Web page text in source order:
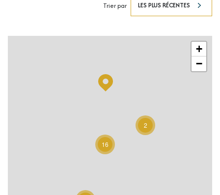
Trier par LES PLUS RÉCENTES
2
16
+
−